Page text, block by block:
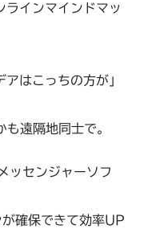
ラインマインドマッ
はこっちの方が」
遠隔地同士で。
ッセンジャーソフ
確保できて効率UP